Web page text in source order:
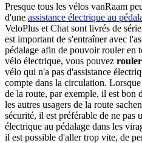
Presque tous les vélos vanRaam
d'une assistance électrique au
VeloPlus et Chat sont livrés de
est important de s'entraîner avec
pédalage afin de pouvoir rouler en
vélo électrique, vous pouvez
vélo qui n'a pas d'assistance
compte dans la circulation. Lorsque
de la route, par exemple, il est bon
les autres usagers de la route
sécurité, il est préférable de ne pas
électrique au pédalage dans les
il est possible d'aller trop vite, de